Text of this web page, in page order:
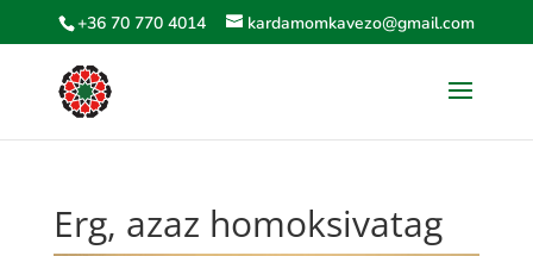
+36 70 770 4014 kardamomkavezo@gmail.com
Erg, azaz homoksivatag